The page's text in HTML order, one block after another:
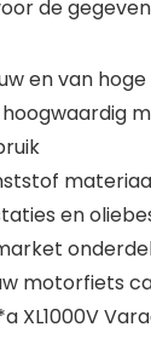
de
en van
en
motorfiets
XL1000V